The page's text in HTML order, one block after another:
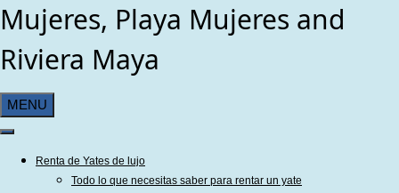
Mujeres, Playa Mujeres and
Riviera Maya
MENU
Renta de Yates de lujo
Todo lo que necesitas saber para rentar un yate